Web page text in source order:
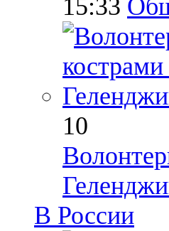
15:33
10
В России